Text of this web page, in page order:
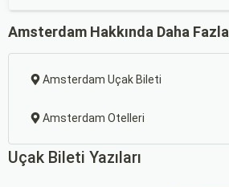
Amsterdam Hakkında Daha Fazla
Amsterdam Uçak Bileti
Amsterdam Otelleri
Uçak Bileti Yazıları